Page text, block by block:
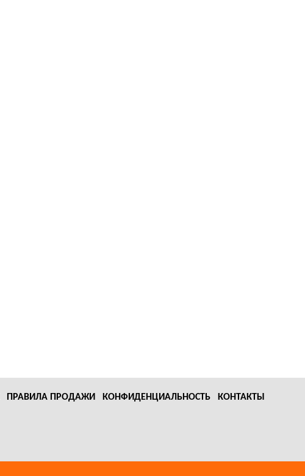
ПРАВИЛА ПРОДАЖИ КОНФИДЕНЦИАЛЬНОСТЬ КОНТАКТЫ